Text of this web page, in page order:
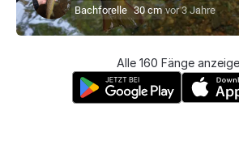
Bachforelle 30 cm vor 3 Jahre
Alle 160 Fänge